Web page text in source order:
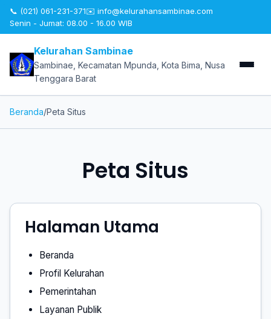
📞 (021) 061-231-371✉️ info@kelurahansambinae.com
Senin - Jumat: 08.00 - 16.00 WIB
Kelurahan Sambinae
Sambinae, Kecamatan Mpunda, Kota Bima, Nusa
Tenggara Barat
Beranda/Peta Situs
Peta Situs
Halaman Utama
Beranda
Profil Kelurahan
Pemerintahan
Layanan Publik